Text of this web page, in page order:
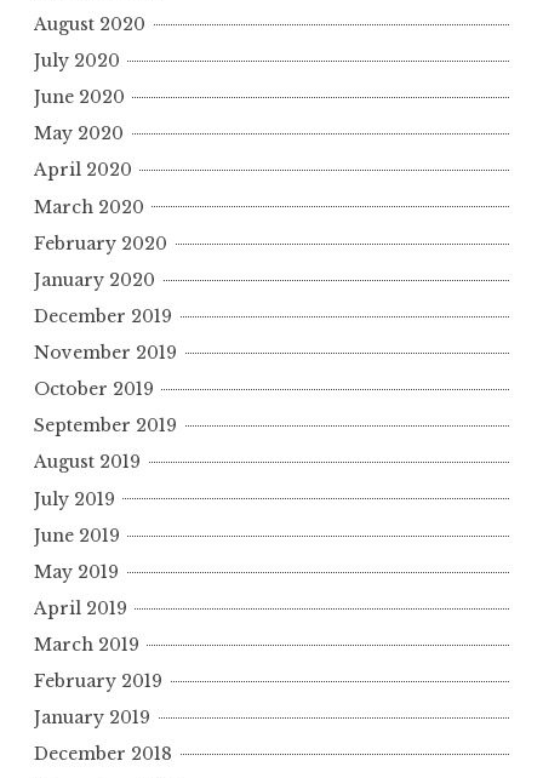
August 2020
July 2020
June 2020
May 2020
April 2020
March 2020
February 2020
January 2020
December 2019
November 2019
October 2019
September 2019
August 2019
July 2019
June 2019
May 2019
April 2019
March 2019
February 2019
January 2019
December 2018